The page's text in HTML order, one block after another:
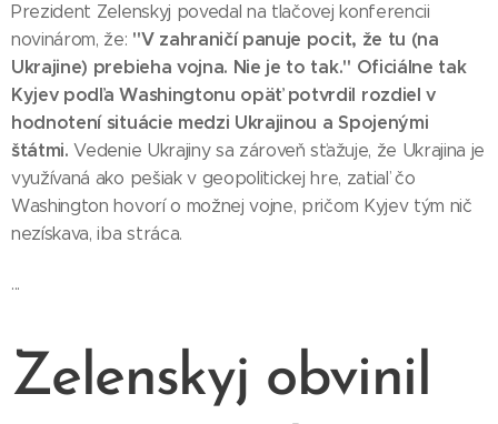
Prezident Zelenskyj povedal na tlačovej konferencii
novinárom, že: "V zahraničí panuje pocit, že tu (na
Ukrajine) prebieha vojna. Nie je to tak." Oficiálne tak
Kyjev podľa Washingtonu opäť potvrdil rozdiel v
hodnotení situácie medzi Ukrajinou a Spojenými
štátmi.Vedenie Ukrajiny sa zároveň sťažuje, že Ukrajina je
využívaná ako pešiak v geopolitickej hre, zatiaľ čo
Washington hovorí o možnej vojne, pričom Kyjev tým nič
nezískava, iba stráca.
...
Zelenskyj obvinil